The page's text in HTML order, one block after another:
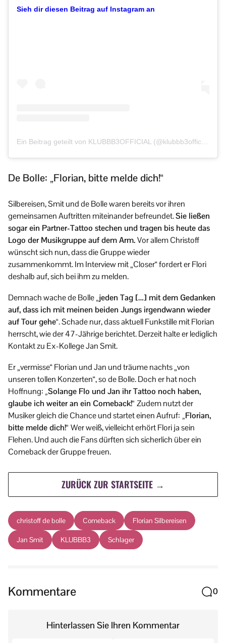
Sieh dir diesen Beitrag auf Instagram an
De Bolle: „Florian, bitte melde dich!“
Silbereisen, Smit und de Bolle waren bereits vor ihren
gemeinsamen Auftritten miteinander befreundet.Sie ließen
sogar ein Partner-Tattoo stechen und tragen bis heute das
Logo der Musikgruppe auf dem Arm.Vor allem Christoff
wünscht sich nun, dass die Gruppe wieder
zusammenkommt. Im Interview mit „Closer“ fordert er Flori
deshalb auf, sich bei ihm zu melden.
Demnach wache de Bolle„jeden Tag […] mit dem Gedanken
auf, dass ich mit meinen beiden Jungs irgendwann wieder
auf Tour gehe“. Schade nur, dass aktuell Funkstille mit Florian
herrscht, wie der 47-Jährige berichtet. Derzeit halte er lediglich
Kontakt zu Ex-Kollege Jan Smit.
Er „vermisse“ Florian und Jan und träume nachts „von
unseren tollen Konzerten“, so de Bolle. Doch er hat noch
Hoffnung: „Solange Flo und Jan ihr Tattoo noch haben,
glaube ich weiter an ein Comeback!“Zudem nutzt der
Musiker gleich die Chance und startet einen Aufruf: „Florian,
bitte melde dich!“Wer weiß, vielleicht erhört Flori ja sein
Flehen. Und auch die Fans dürften sich sicherlich über ein
Comeback der Gruppe freuen.
ZURÜCK ZUR STARTSEITE →
christoff de bolle Comeback Florian Silbereisen
Jan Smit KLUBBB3 Schlager
Kommentare 0
Hinterlassen Sie Ihren Kommentar